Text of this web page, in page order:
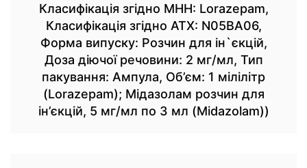
Класифікація згідно МНН: Lorazepam,
Класифікація згідно АТХ: N05BA06,
Форма випуску: Розчин для ін`єкцій,
Доза діючої речовини: 2 мг/мл, Тип
пакування: Ампула, Об’єм: 1 мілілітр
(Lorazepam); Мідазолам розчин для
ін’єкцій, 5 мг/мл по 3 мл (Midazolam))